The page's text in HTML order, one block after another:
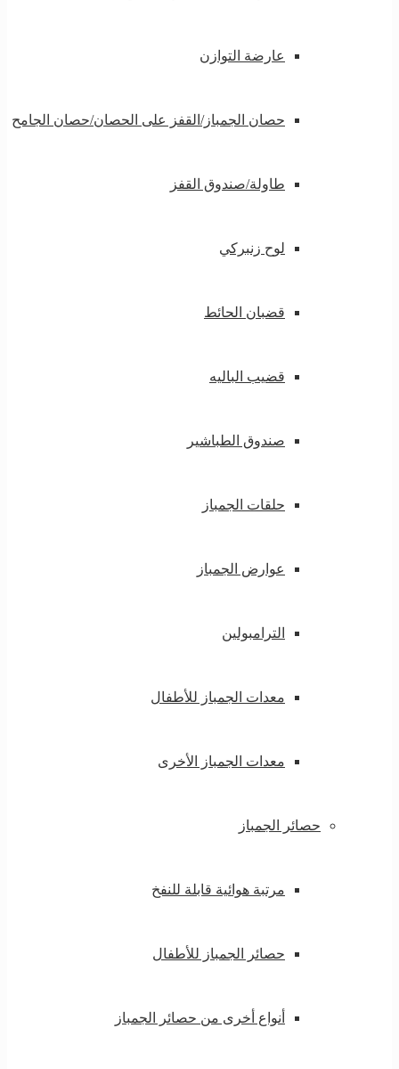
عارضة التوازن
حصان الجمباز/القفز على الحصان/حصان الجامح
طاولة/صندوق القفز
لوح زنبركي
قضبان الحائط
قضيب الباليه
صندوق الطباشير
حلقات الجمباز
عوارض الجمباز
الترامبولين
معدات الجمباز للأطفال
معدات الجمباز الأخرى
حصائر الجمباز
مرتبة هوائية قابلة للنفخ
حصائر الجمباز للأطفال
أنواع أخرى من حصائر الجمباز